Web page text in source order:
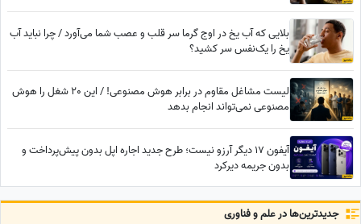
بلایی که آب یخ در اوج گرما سر قلب و عصب شما می‌آورد / چرا نباید آب
یخ را یک‌نفس سر کشید؟
لیست مشاغل مقاوم در برابر هوش مصنوعی! / این 20 شغل را هوش
مصنوعی نمی‌تواند انجام بدهد
آیفون 17 دیگر آرزو نیست؛ طرح جدید اجاره اپل بدون پیش‌پرداخت و
بدون جریمه دیرکرد
جدید‌ترین‌ها در علم و فناوری